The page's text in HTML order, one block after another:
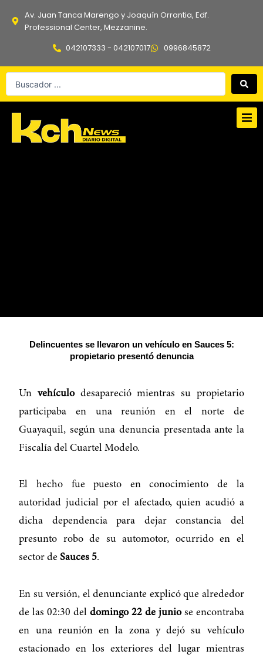
Av. Juan Tanca Marengo y Joaquín Orrantia, Edf.
Professional Center, Mezzanine.
042107333 - 042107017
0996845872
Search
Delincuentes se llevaron un vehículo en Sauces 5:
propietario presentó denuncia
Unvehículodesapareció mientras su propietario
participaba en una reunión en el norte de
Guayaquil, según una denuncia presentada ante la
Fiscalía del Cuartel Modelo.
El hecho fue puesto en conocimiento de la
autoridad judicial por el afectado, quien acudió a
dicha dependencia para dejar constancia del
presunto robo de su automotor, ocurrido en el
sector deSauces 5.
En su versión, el denunciante explicó que alrededor
de las 02:30 deldomingo 22 de juniose encontraba
en una reunión en la zona y dejó su vehículo
estacionado en los exteriores del lugar mientras